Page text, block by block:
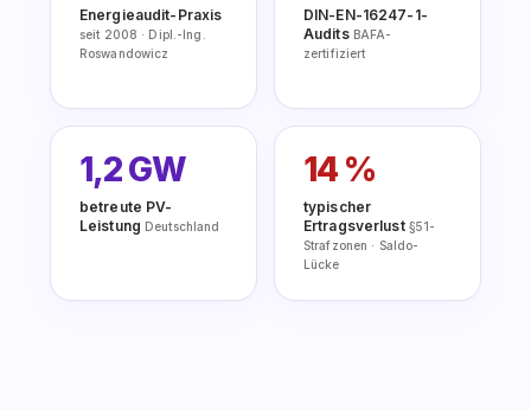
Energieaudit-Praxis
seit 2008 · Dipl.-Ing.
Roswandowicz
DIN-EN-16247-1-
Audits BAFA-
zertifiziert
1,2 GW
betreute PV-
Leistung Deutschland
14 %
typischer
Ertragsverlust §51-
Strafzonen · Saldo-
Lücke